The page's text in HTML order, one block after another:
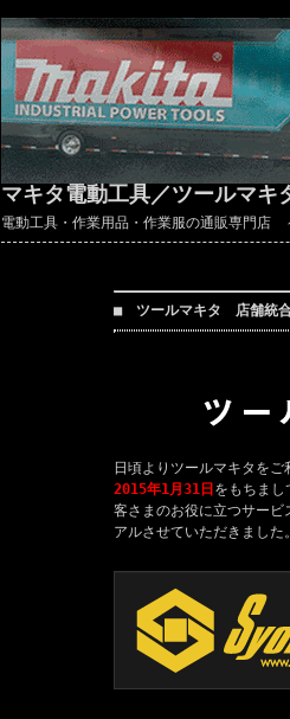
マキタ電動工具／ツールマ
電動工具・作業用品・作業服の通販専門店
■ ツールマキタ 店舗統合
日頃よりツールマキタをご
2015年1月31日 をもちま
客さまのお役に立つサービ
アルさせていただきました。